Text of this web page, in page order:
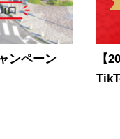
ンペーン
【